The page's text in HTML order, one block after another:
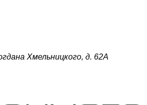
Хмельницкого, д. 62А